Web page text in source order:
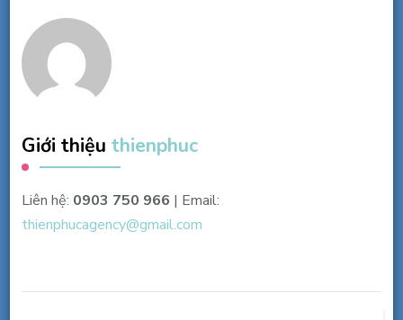
Giới thiệu thienphuc
Liên hệ: 0903 750 966 | Email:
thienphucagency@gmail.com